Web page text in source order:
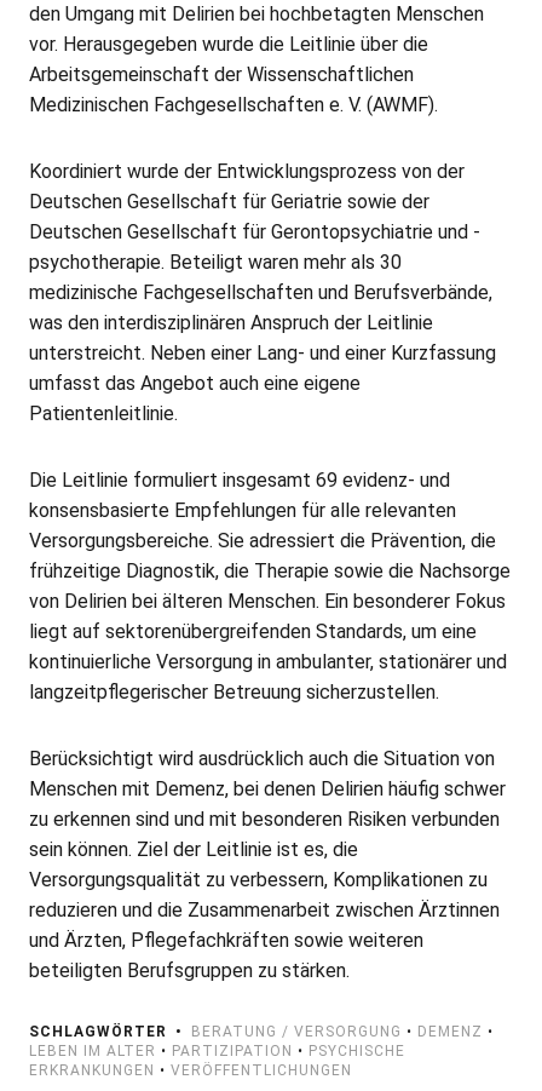
den Umgang mit Delirien bei hochbetagten Menschen
vor. Herausgegeben wurde die Leitlinie über die
Arbeitsgemeinschaft der Wissenschaftlichen
Medizinischen Fachgesellschaften e. V. (AWMF).
Koordiniert wurde der Entwicklungsprozess von der
Deutschen Gesellschaft für Geriatrie sowie der
Deutschen Gesellschaft für Gerontopsychiatrie und -
psychotherapie. Beteiligt waren mehr als 30
medizinische Fachgesellschaften und Berufsverbände,
was den interdisziplinären Anspruch der Leitlinie
unterstreicht. Neben einer Lang- und einer Kurzfassung
umfasst das Angebot auch eine eigene
Patientenleitlinie.
Die Leitlinie formuliert insgesamt 69 evidenz- und
konsensbasierte Empfehlungen für alle relevanten
Versorgungsbereiche. Sie adressiert die Prävention, die
frühzeitige Diagnostik, die Therapie sowie die Nachsorge
von Delirien bei älteren Menschen. Ein besonderer Fokus
liegt auf sektorenübergreifenden Standards, um eine
kontinuierliche Versorgung in ambulanter, stationärer und
langzeitpflegerischer Betreuung sicherzustellen.
Berücksichtigt wird ausdrücklich auch die Situation von
Menschen mit Demenz, bei denen Delirien häufig schwer
zu erkennen sind und mit besonderen Risiken verbunden
sein können. Ziel der Leitlinie ist es, die
Versorgungsqualität zu verbessern, Komplikationen zu
reduzieren und die Zusammenarbeit zwischen Ärztinnen
und Ärzten, Pflegefachkräften sowie weiteren
beteiligten Berufsgruppen zu stärken.
SCHLAGWÖRTER BERATUNG / VERSORGUNG • DEMENZ •
LEBEN IM ALTER • PARTIZIPATION • PSYCHISCHE
ERKRANKUNGEN • VERÖFFENTLICHUNGEN